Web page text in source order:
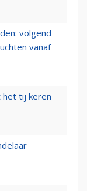
volgend
vanaf
het tij keren